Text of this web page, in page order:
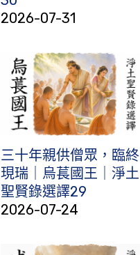
2026-07-31
三十年親供僧眾，臨終
現瑞｜烏萇國王｜淨土
聖賢錄選譯29
2026-07-24